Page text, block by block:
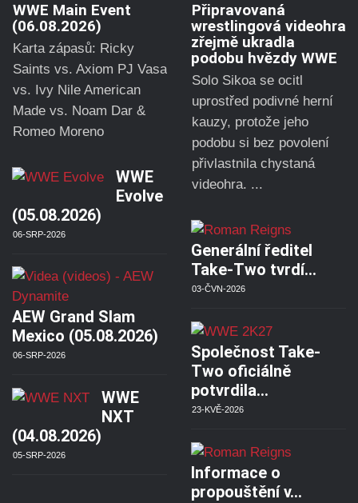
WWE Main Event
(06.08.2026)
Karta zápasů: Ricky
Saints vs. Axiom PJ Vasa
vs. Ivy Nile American
Made vs. Noam Dar &
Romeo Moreno
WWE
Evolve
(05.08.2026)
06-SRP-2026
AEW Grand Slam
Mexico (05.08.2026)
06-SRP-2026
WWE
NXT
(04.08.2026)
05-SRP-2026
Připravovaná
wrestlingová videohra
zřejmě ukradla
podobu hvězdy WWE
Solo Sikoa se ocitl
uprostřed podivné herní
kauzy, protože jeho
podobu si bez povolení
přivlastnila chystaná
videohra. ...
Generální ředitel
Take-Two tvrdí…
03-ČVN-2026
Společnost Take-
Two oficiálně
potvrdila…
23-KVĚ-2026
Informace o
propouštění v…